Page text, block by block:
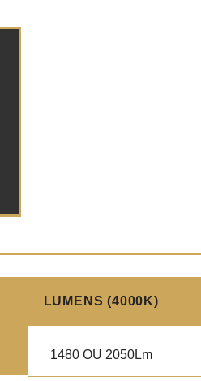
LUMENS (4000K)
1480 OU 2050Lm